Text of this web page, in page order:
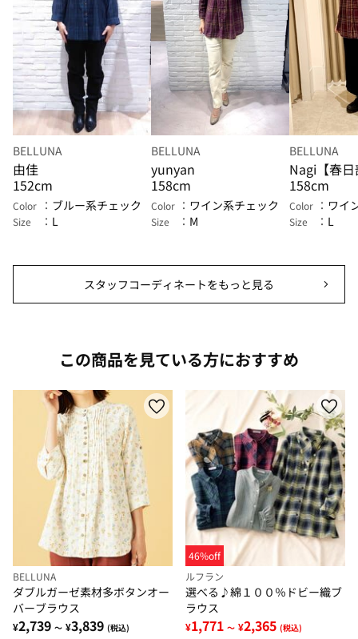
BELLUNA
由佳
152cm
Color ブルー系チェック
Size L
BELLUNA
yunyan
158cm
Color ワイン系チェック
Size M
BELLUNA
Nagi【春
158cm
Color ワイ
Size L
スタッフコーディネートをもっと見る
この商品を見ている方におすすめ
BELLUNA
ダブルガーゼ素材多ボタンオー
バーブラウス
¥2,739 ～ ¥3,839 (税込)
46%off
ルフラン
選べる♪綿１００％ドビー織ブ
ラウス
¥1,771 ～ ¥2,365 (税込)